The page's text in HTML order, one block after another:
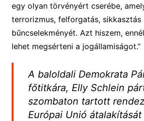
egy olyan törvényért cserébe,
terrorizmus, felforgatás, sikkasztás
bűncselekményét. Azt hiszem,
lehet megsérteni a jogállamiságot.”
A baloldali Demokrata
főtitkára, Elly Schlein
szombaton tartott
Európai Unió átalakítását